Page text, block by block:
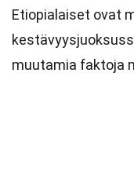
Etiopialaiset ovat
muutamia faktoja